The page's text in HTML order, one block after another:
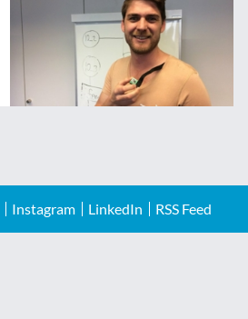
Instagram LinkedIn RSS Feed